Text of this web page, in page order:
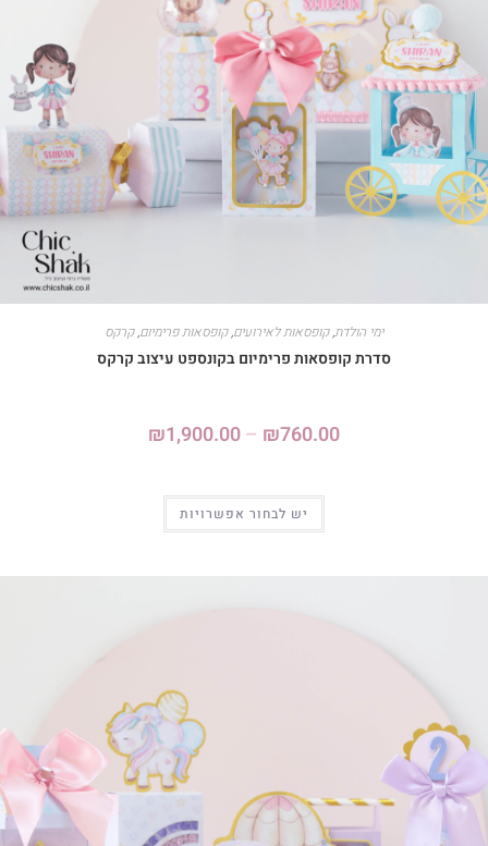
ימי הולדת,קופסאות לאירועים,קופסאות פרימיום,קרקס
סדרת קופסאות פרימיום בקונספט עיצוב קרקס
₪760.00
–
₪1,900.00
יש לבחור אפשרויות